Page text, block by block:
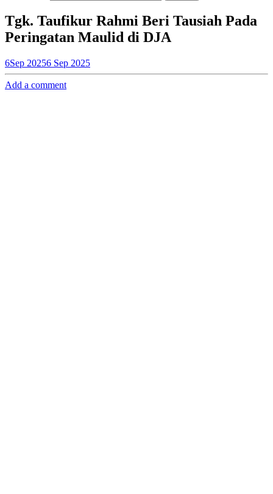
Tgk. Taufikur Rahmi Beri Tausiah Pada
Peringatan Maulid di DJA
6Sep 20256 Sep 2025
Add a comment